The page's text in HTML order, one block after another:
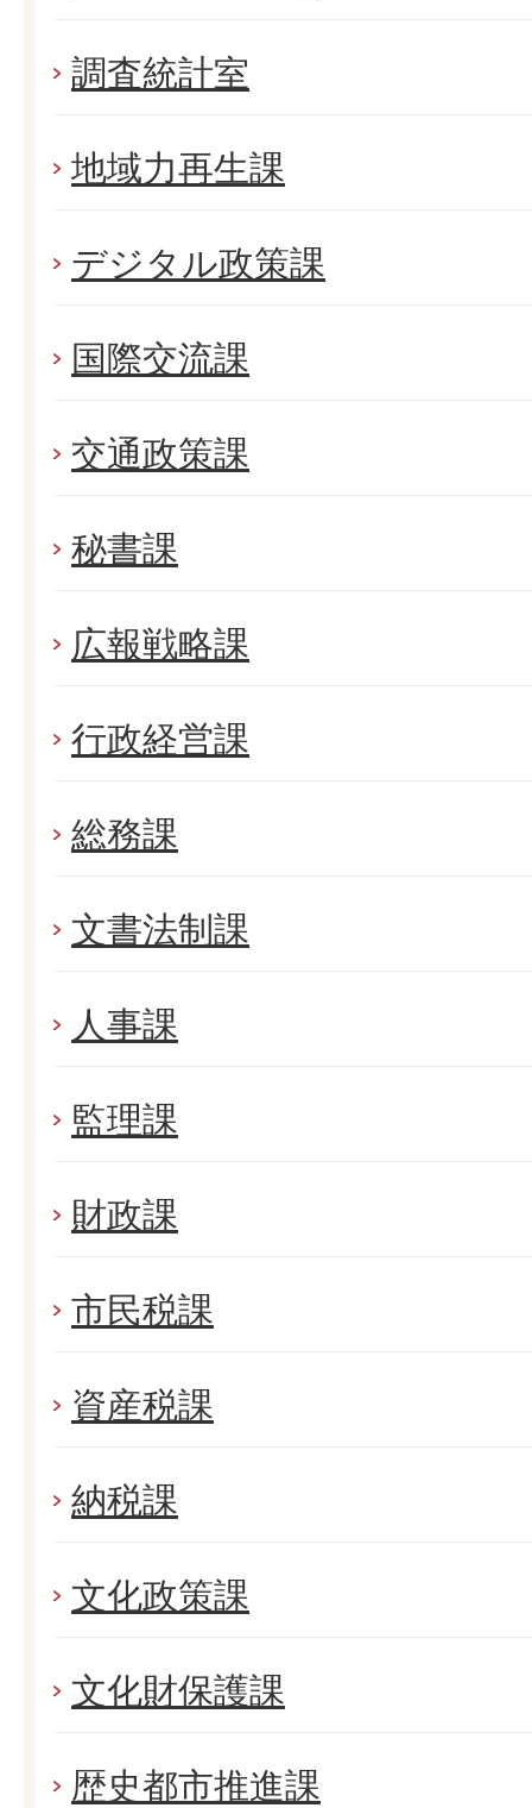
調査統計室
地域力再生課
デジタル政策課
国際交流課
交通政策課
秘書課
広報戦略課
行政経営課
総務課
文書法制課
人事課
監理課
財政課
市民税課
資産税課
納税課
文化政策課
文化財保護課
歴史都市推進課